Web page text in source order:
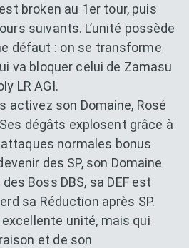
broken au 1er tour, puis
suivants. L’unité possède
défaut : on se transforme
va bloquer celui de Zamasu
LR AGI.
activez son Domaine, Rosé
dégâts explosent grâce à
normales bonus
des SP, son Domaine
Boss DBS, sa DEF est
sa Réduction après SP.
excellente unité, mais qui
et de son